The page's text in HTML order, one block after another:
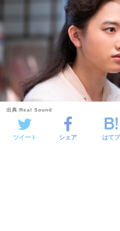
出典:Real Sound
ツイート シェア はてブ